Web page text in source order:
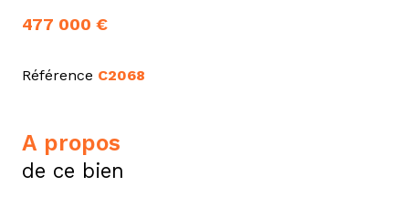
477 000 €
Référence C2068
a propos
de ce bien